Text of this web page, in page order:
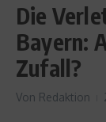
Die
Bayern:
Zufall?
Von Redaktion